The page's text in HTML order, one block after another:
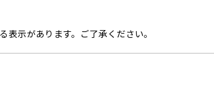
示があります。ご了承ください。